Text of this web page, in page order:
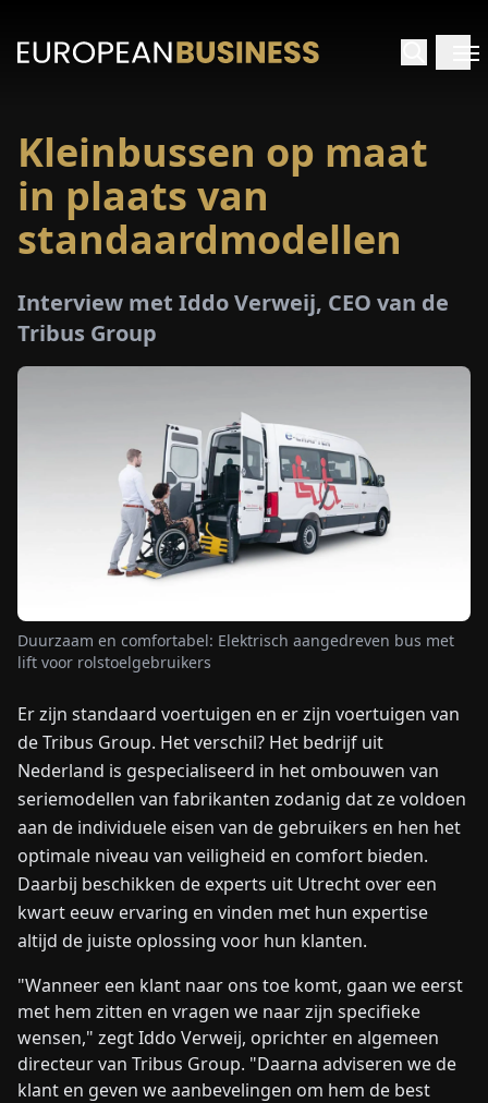
OVER
ONS
NEEM
CONTACT
OP
Kleinbussen op maat
in plaats van
standaardmodellen
Interview met Iddo Verweij, CEO van de
Tribus Group
Duurzaam en comfortabel: Elektrisch aangedreven bus met
lift voor rolstoelgebruikers
Er zijn standaard voertuigen en er zijn voertuigen van
de Tribus Group. Het verschil? Het bedrijf uit
Nederland is gespecialiseerd in het ombouwen van
seriemodellen van fabrikanten zodanig dat ze voldoen
aan de individuele eisen van de gebruikers en hen het
optimale niveau van veiligheid en comfort bieden.
Daarbij beschikken de experts uit Utrecht over een
kwart eeuw ervaring en vinden met hun expertise
altijd de juiste oplossing voor hun klanten.
"Wanneer een klant naar ons toe komt, gaan we eerst
met hem zitten en vragen we naar zijn specifieke
wensen," zegt Iddo Verweij, oprichter en algemeen
directeur van Tribus Group. "Daarna adviseren we de
klant en geven we aanbevelingen om hem de best